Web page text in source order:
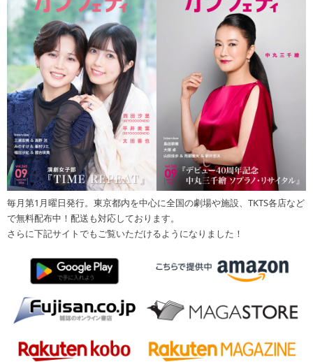
毎月第1月曜日発行。東京都内を中心に全国の劇場や施設、TKTS各店など
で無料配布中！配送も対応しております。
さらに下記サイトでもご覧いただけるようになりました！